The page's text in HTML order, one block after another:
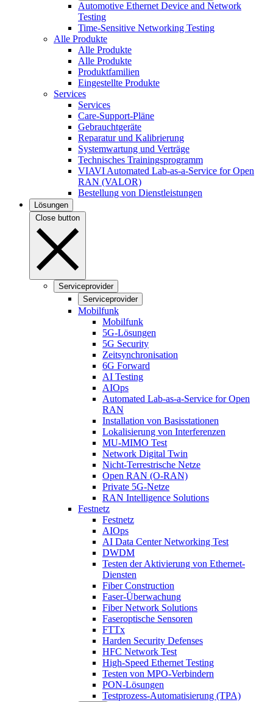
Automotive Ethernet Device and Network
Testing
Time-Sensitive Networking Testing
Alle Produkte
Alle Produkte
Alle Produkte
Produktfamilien
Eingestellte Produkte
Services
Services
Care-Support-Pläne
Gebrauchtgeräte
Reparatur und Kalibrierung
Systemwartung und Verträge
Technisches Trainingsprogramm
VIAVI Automated Lab-as-a-Service for Open
RAN (VALOR)
Bestellung von Dienstleistungen
Lösungen
Close button
Serviceprovider
Serviceprovider
Mobilfunk
Mobilfunk
5G-Lösungen
5G Security
Zeitsynchronisation
6G Forward
AI Testing
AIOps
Automated Lab-as-a-Service for Open
RAN
Installation von Basisstationen
Lokalisierung von Interferenzen
MU-MIMO Test
Network Digital Twin
Nicht-Terrestrische Netze
Open RAN (O-RAN)
Private 5G-Netze
RAN Intelligence Solutions
Festnetz
Festnetz
AIOps
AI Data Center Networking Test
DWDM
Testen der Aktivierung von Ethernet-
Diensten
Fiber Construction
Faser-Überwachung
Fiber Network Solutions
Faseroptische Sensoren
FTTx
Harden Security Defenses
HFC Network Test
High-Speed Ethernet Testing
Testen von MPO-Verbindern
PON-Lösungen
Testprozess-Automatisierung (TPA)